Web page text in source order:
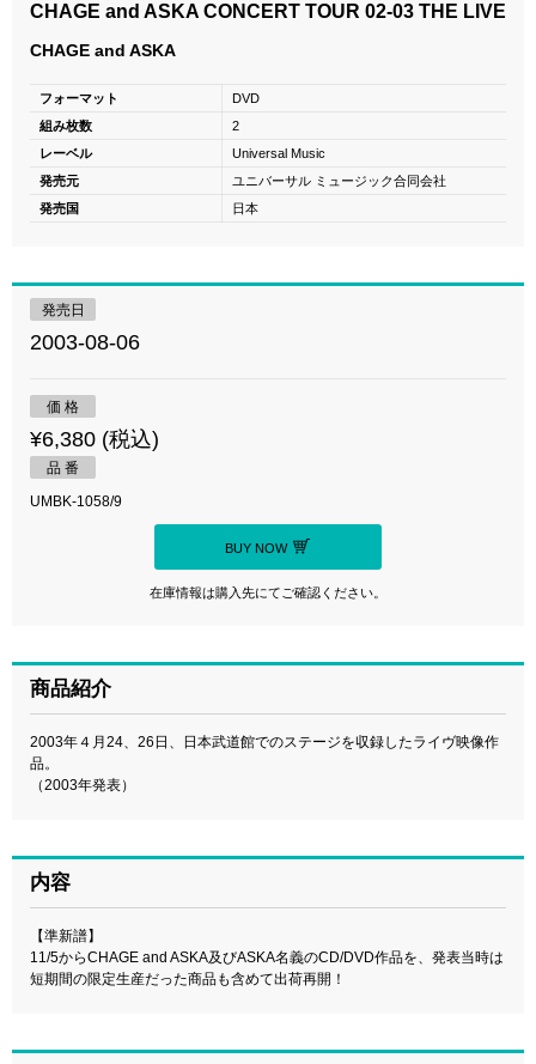
CHAGE and ASKA CONCERT TOUR 02-03 THE LIVE
CHAGE and ASKA
フォーマット
DVD
組み枚数
2
レーベル
Universal Music
発売元
ユニバーサル ミュージック合同会社
発売国
日本
発売日
2003-08-06
価 格
¥6,380 (税込)
品 番
UMBK-1058/9
BUY NOW
在庫情報は購入先にてご確認ください。
商品紹介
2003年４月24、26日、日本武道館でのステージを収録したライヴ映像作
品。
（2003年発表）
内容
【準新譜】
11/5からCHAGE and ASKA及びASKA名義のCD/DVD作品を、発表当時は
短期間の限定生産だった商品も含めて出荷再開！